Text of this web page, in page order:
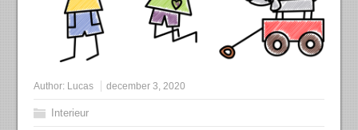
Author: Lucas december 3, 2020
Interieur